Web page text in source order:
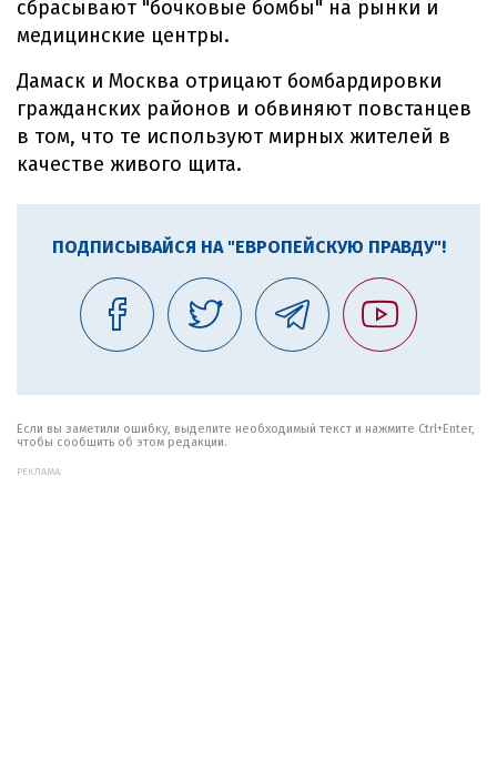
сбрасывают "бочковые бомбы" на рынки и
медицинские центры.
Дамаск и Москва отрицают бомбардировки
гражданских районов и обвиняют повстанцев
в том, что те используют мирных жителей в
качестве живого щита.
ПОДПИСЫВАЙСЯ НА "ЕВРОПЕЙСКУЮ ПРАВДУ"!
Если вы заметили ошибку, выделите необходимый текст и нажмите Ctrl+Enter,
чтобы сообщить об этом редакции.
РЕКЛАМА: